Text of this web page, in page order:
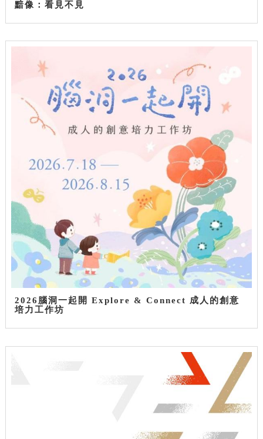
黯像：看見不見
2026腦洞一起開 Explore & Connect 成人的創意
培力工作坊